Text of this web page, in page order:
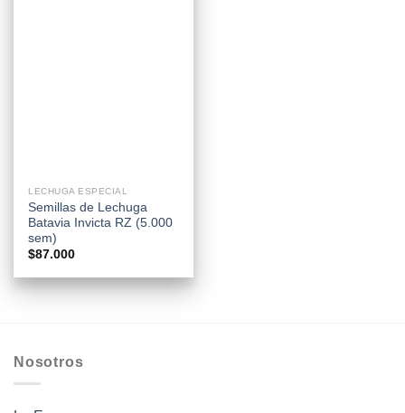
LECHUGA ESPECIAL
Semillas de Lechuga
Batavia Invicta RZ (5.000
sem)
$87.000
Nosotros